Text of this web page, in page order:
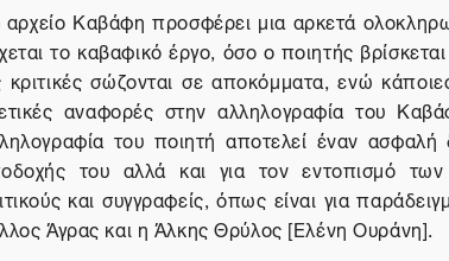
Καβάφη προσφέρει μια αρκετά
το καβαφικό έργο, όσο ο ποιητής
κριτικές σώζονται σε αποκόμματα, ενώ
αναφορές στην αλληλογραφία του
του ποιητή αποτελεί έναν ασφαλή
του αλλά και για τον εντοπισμό
και συγγραφείς, όπως είναι για
Άγρας και η Άλκης Θρύλος [Ελένη Ουράνη].